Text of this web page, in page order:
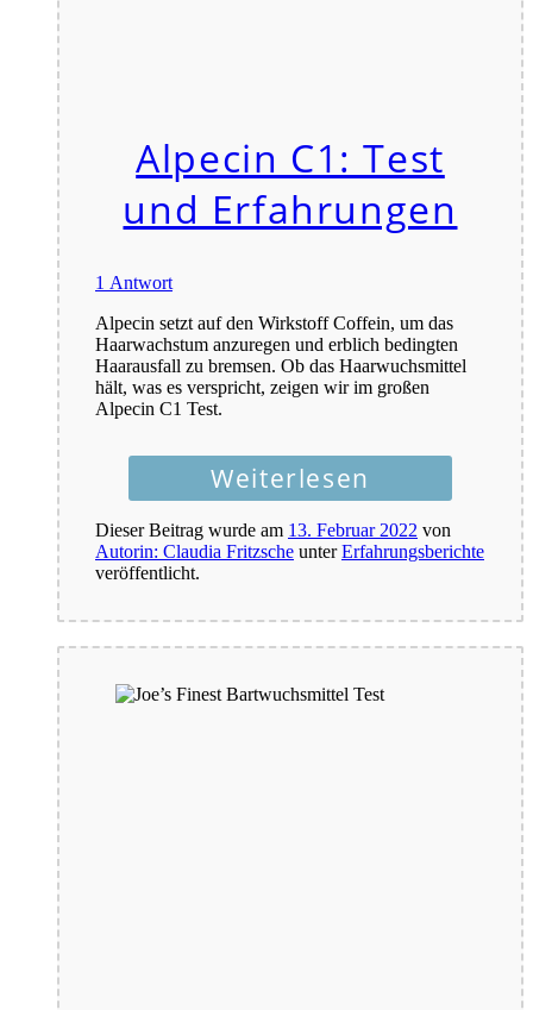
Alpecin C1: Test
und Erfahrungen
1 Antwort
Alpecin setzt auf den Wirkstoff Coffein, um das
Haarwachstum anzuregen und erblich bedingten
Haarausfall zu bremsen. Ob das Haarwuchsmittel
hält, was es verspricht, zeigen wir im großen
Alpecin C1 Test.
Weiterlesen
Dieser Beitrag wurde am 13. Februar 2022 von
Autorin: Claudia Fritzsche unterErfahrungsberichte
veröffentlicht.